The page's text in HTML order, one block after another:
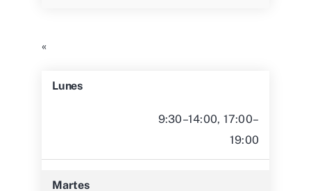
«
Lunes
9:30–14:00, 17:00–
19:00
Martes